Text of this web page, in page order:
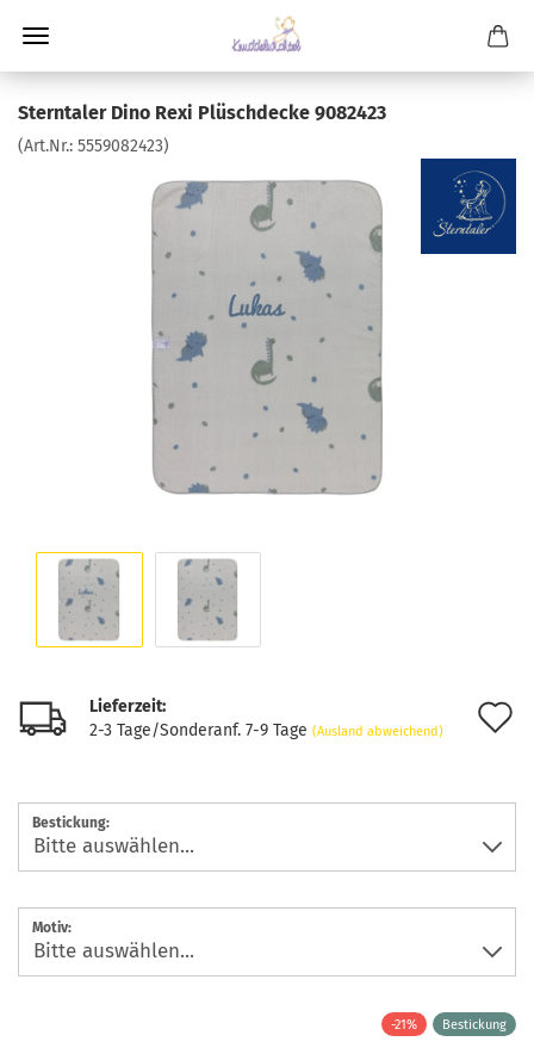
Sterntaler Dino Rexi Plüschdecke 9082423
(Art.Nr.: 5559082423)
Lieferzeit:
2-3 Tage/Sonderanf. 7-9 Tage (Ausland abweichend)
Bestickung:
Motiv:
-21% Bestickung